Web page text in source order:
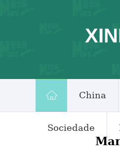
China
Sociedade